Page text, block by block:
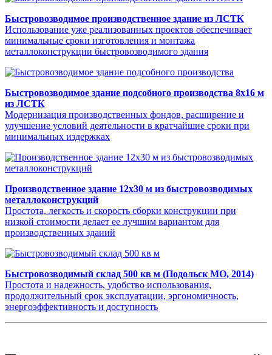
Быстровозводимое производственное здание из ЛСТК
Использование уже реализованных проектов обеспечивает
минимальные сроки изготовления и монтажа
металлоконструкции быстровозводимого здания
Быстровозводимое здание подсобного производства 8х16 м
из ЛСТК
Модернизация производственных фондов, расширение и
улучшение условий деятельности в кратчайшие сроки при
минимальных издержках
Производственное здание 12х30 м из быстровозводимых
металлоконструкций
Простота, легкость и скорость сборки конструкции при
низкой стоимости делает ее лучшим вариантом для
производственных зданий
Быстровозводимый склад 500 кв м (Подольск МО, 2014)
Простота и надежность, удобство использования,
продолжительный срок эксплуатации, эргономичность,
энергоэффективность и доступность